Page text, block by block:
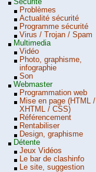
Sécurité
Problèmes
Actualité sécurité
Programme sécurité
Virus / Trojan / Spam
Multimedia
Vidéo
Photo, graphisme,
infographie
Son
Webmaster
Programmation web
Mise en page (HTML /
XHTML / CSS)
Référencement
Rentabiliser
Design, graphisme
Détente
Jeux Vidéos
Le bar de clashinfo
Le site, suggestion